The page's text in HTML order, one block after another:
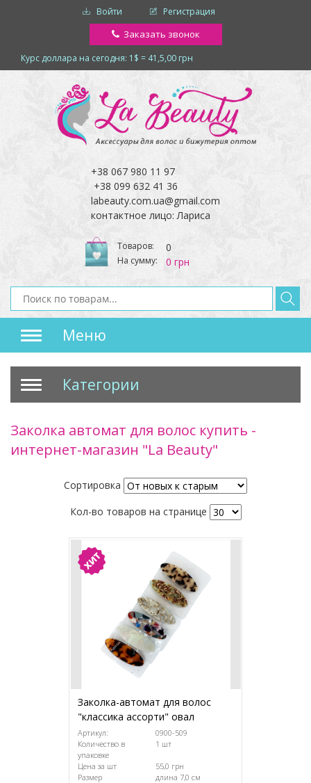
Войти Регистрация
Заказать звонок
Курс доллара на сегодня: 1$ = 41,5,00 грн
+38 067 980 11 97
+38 099 632 41 36
labeauty.com.ua@gmail.com
контактное лицо: Лариса
Товаров: 0
На сумму: 0 грн
Меню
Категории
Заколка автомат для волос купить -
интернет-магазин "La Beauty"
Сортировка
Кол-во товаров на странице
Заколка-автомат для волос
"классика ассорти" овал
Артикул:
0900-509
Количество в
упаковке
1 шт
Цена за шт
55,0 грн
Размер
длина 7,0 см